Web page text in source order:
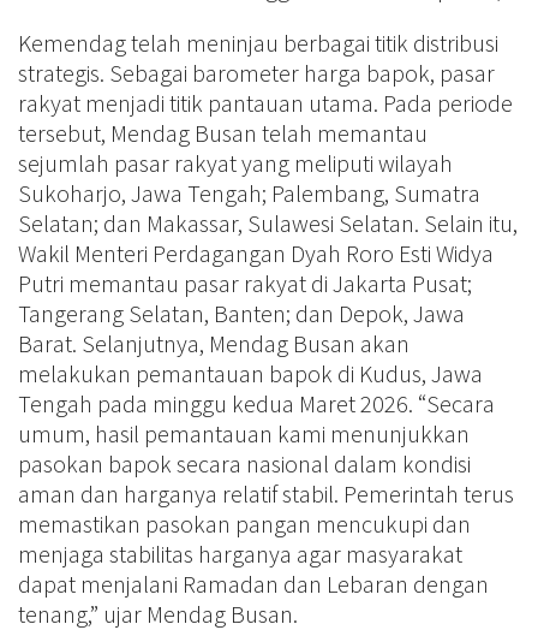
Kemendag telah meninjau berbagai titik distribusi
strategis. Sebagai barometer harga bapok, pasar
rakyat menjadi titik pantauan utama. Pada periode
tersebut, Mendag Busan telah memantau
sejumlah pasar rakyat yang meliputi wilayah
Sukoharjo, Jawa Tengah; Palembang, Sumatra
Selatan; dan Makassar, Sulawesi Selatan. Selain itu,
Wakil Menteri Perdagangan Dyah Roro Esti Widya
Putri memantau pasar rakyat di Jakarta Pusat;
Tangerang Selatan, Banten; dan Depok, Jawa
Barat. Selanjutnya, Mendag Busan akan
melakukan pemantauan bapok di Kudus, Jawa
Tengah pada minggu kedua Maret 2026. “Secara
umum, hasil pemantauan kami menunjukkan
pasokan bapok secara nasional dalam kondisi
aman dan harganya relatif stabil. Pemerintah terus
memastikan pasokan pangan mencukupi dan
menjaga stabilitas harganya agar masyarakat
dapat menjalani Ramadan dan Lebaran dengan
tenang,” ujar Mendag Busan.